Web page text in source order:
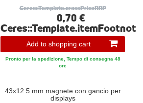
Ceres::Template.crossPriceRRP
0,70 €
Ceres::Template.itemFootnote
Add to shopping cart
Pronto per la spedizione, Tempo di consegna 48
ore
43x12.5 mm magnete con gancio per
displays